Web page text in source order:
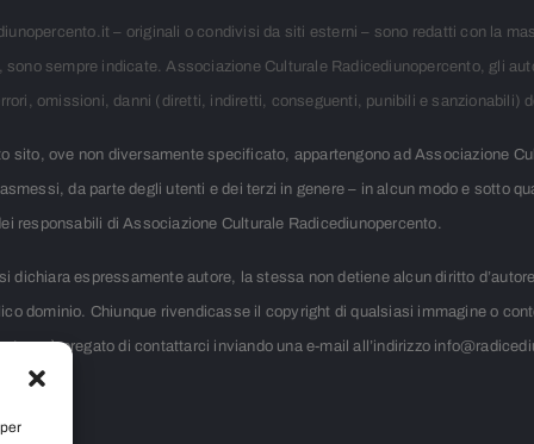
– originali o condivisi da siti esterni – sono redatti con la
sempre indicate. Associazione Culturale Radicediunopercento, gli
omissioni, danni (diretti, indiretti, conseguenti, punibili e sanzionabili)
sito, ove non diversamente specificato, appartengono ad Associazione
da parte degli utenti e dei terzi in genere – in alcun modo e sotto
responsabili di Associazione Culturale Radicediunopercento.
dichiara espressamente autore, la stessa non detiene alcun diritto
dominio. Chiunque rivendicasse il copyright di qualsiasi immagine o
è pregato di contattarci inviando una e-mail all’indirizzo